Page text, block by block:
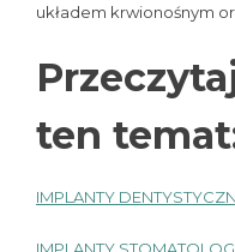
układem krwionośnym
ten
IMPLANTY